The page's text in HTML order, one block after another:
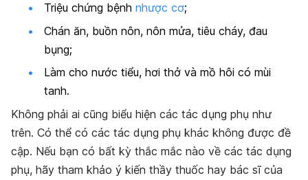
Triệu chứng bệnh nhược cơ;
Chán ăn, buồn nôn, nôn mửa, tiêu cháy, đau
bụng;
Làm cho nước tiểu, hơi thở và mồ hôi có mùi
tanh.
Không phải ai cũng biểu hiện các tác dụng phụ như
trên. Có thể có các tác dụng phụ khác không được đề
cập. Nếu bạn có bất kỳ thắc mắc nào về các tác dụng
phụ, hãy tham khảo ý kiến thầy thuốc hay bác sĩ của